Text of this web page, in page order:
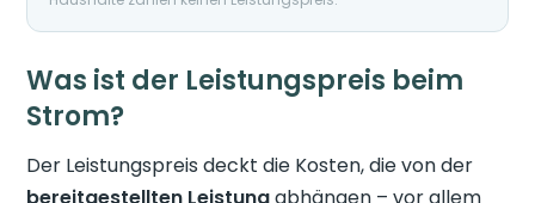
Was ist der Leistungspreis beim
Strom?
Der Leistungspreis deckt die Kosten, die von der